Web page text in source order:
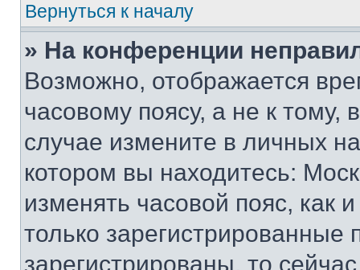
Вернуться к началу
» На конференции
Возможно, отображается
часовому поясу, а не к тому,
случае измените в личных
котором вы находитесь:
изменять часовой пояс, как
только
зарегистрированы, то